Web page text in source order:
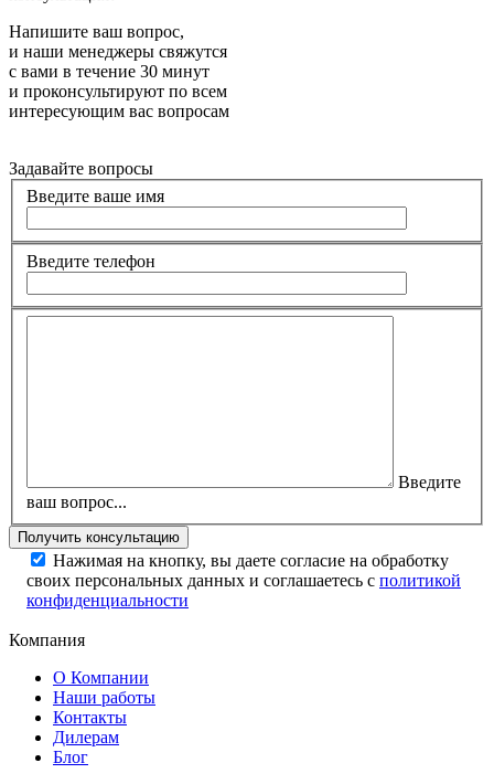
Напишите ваш вопрос,
и наши менеджеры свяжутся
с вами в течение 30 минут
и проконсультируют по всем
интересующим вас вопросам
Задавайте вопросы
Введите ваше имя
Введите телефон
Введите
ваш вопрос...
Нажимая на кнопку, вы даете согласие на обработку
своих персональных данных и соглашаетесь с политикой
конфиденциальности
Компания
О Компании
Наши работы
Контакты
Дилерам
Блог